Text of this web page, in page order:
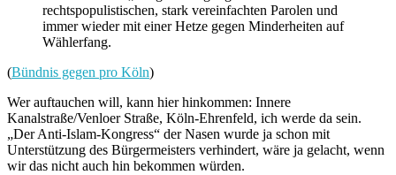
rechtspopulistischen, stark vereinfachten Parolen und
immer wieder mit einer Hetze gegen Minderheiten auf
Wählerfang.
(Bündnis gegen pro Köln)
Wer auftauchen will, kann hier hinkommen: Innere
Kanalstraße/Venloer Straße, Köln-Ehrenfeld, ich werde da sein.
„Der Anti-Islam-Kongress“ der Nasen wurde ja schon mit
Unterstützung des Bürgermeisters verhindert, wäre ja gelacht, wenn
wir das nicht auch hin bekommen würden.